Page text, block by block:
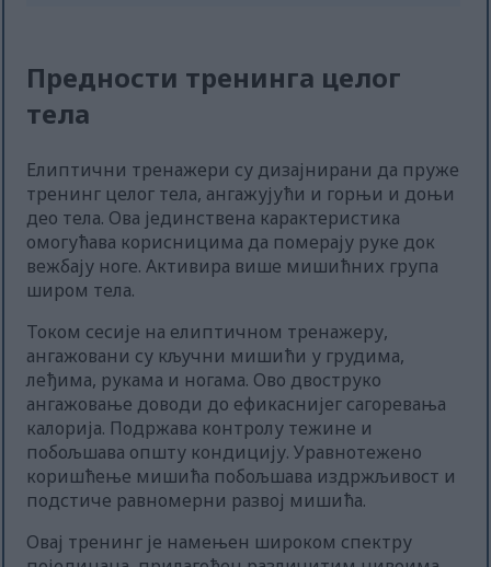
Предности тренинга целог
тела
Елиптични тренажери су дизајнирани да пруже
тренинг целог тела, ангажујући и горњи и доњи
део тела. Ова јединствена карактеристика
омогућава корисницима да померају руке док
вежбају ноге. Активира више мишићних група
широм тела.
Током сесије на елиптичном тренажеру,
ангажовани су кључни мишићи у грудима,
леђима, рукама и ногама. Ово двоструко
ангажовање доводи до ефикаснијег сагоревања
калорија. Подржава контролу тежине и
побољшава општу кондицију. Уравнотежено
коришћење мишића побољшава издржљивост и
подстиче равномерни развој мишића.
Овај тренинг је намењен широком спектру